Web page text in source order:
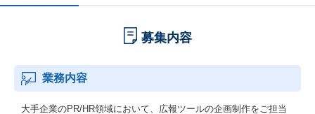
募集内容
業務内容
大手企業のPR/HR領域において、広報ツールの企画制作をご担当